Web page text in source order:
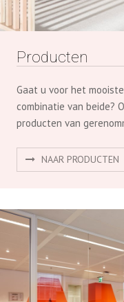
producten van